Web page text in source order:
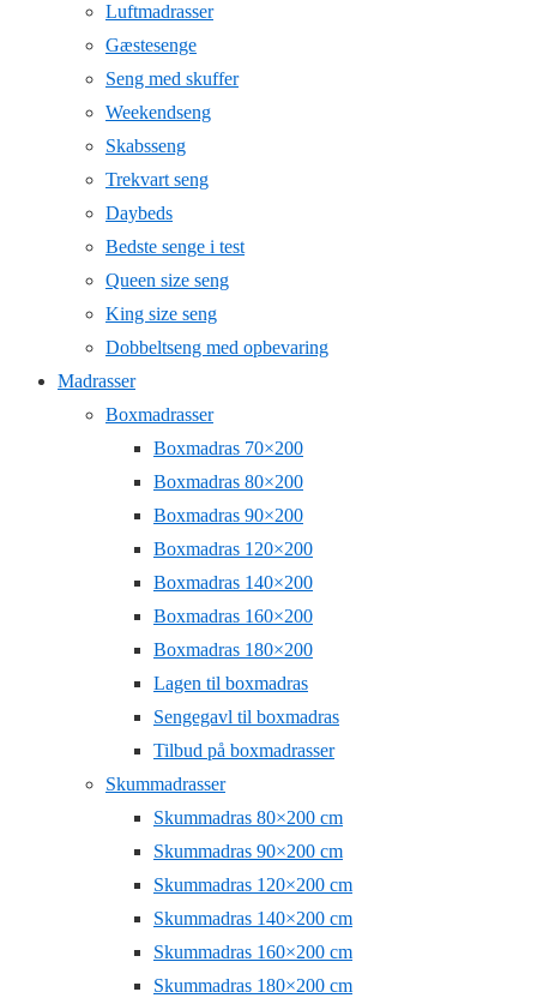
Luftmadrasser
Gæstesenge
Seng med skuffer
Weekendseng
Skabsseng
Trekvart seng
Daybeds
Bedste senge i test
Queen size seng
King size seng
Dobbeltseng med opbevaring
Madrasser
Boxmadrasser
Boxmadras 70×200
Boxmadras 80×200
Boxmadras 90×200
Boxmadras 120×200
Boxmadras 140×200
Boxmadras 160×200
Boxmadras 180×200
Lagen til boxmadras
Sengegavl til boxmadras
Tilbud på boxmadrasser
Skummadrasser
Skummadras 80×200 cm
Skummadras 90×200 cm
Skummadras 120×200 cm
Skummadras 140×200 cm
Skummadras 160×200 cm
Skummadras 180×200 cm